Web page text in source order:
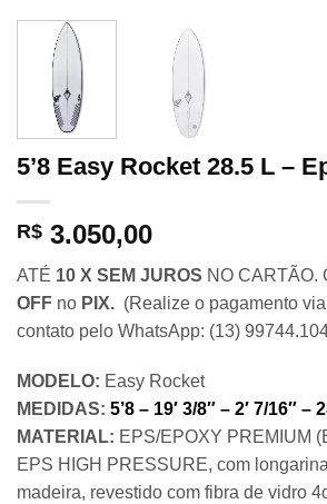
5’8 Easy Rocket 28.5 L –
R$ 3.050,00
ATÉ 10 X SEM JUROS NO CARTÃO.
OFF no PIX. (Realize o pagamento
contato pelo WhatsApp: (13)
MODELO: Easy Rocket
MEDIDAS: 5’8 – 19′ 3/8″ – 2′ 7/16″ –
MATERIAL: EPS/EPOXY PREMIUM
EPS HIGH PRESSURE, com
madeira, revestido com fibra de vidro